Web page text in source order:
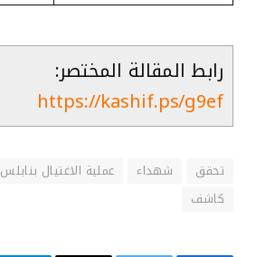
رابط المقالة المختصر:
https://kashif.ps/g9ef
تحقق شهداء عملية الاغتيال بنابلس
كاشف